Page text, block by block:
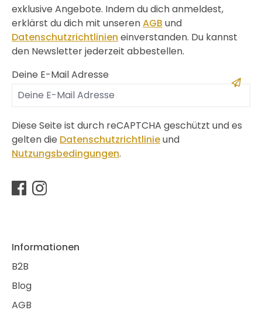
exklusive Angebote. Indem du dich anmeldest,
erklärst du dich mit unserenAGB und
Datenschutzrichtlinien einverstanden. Du kannst
den Newsletter jederzeit abbestellen.
Deine E-Mail Adresse
Diese Seite ist durch reCAPTCHA geschützt und es
gelten die Datenschutzrichtlinieund
Nutzungsbedingungen.
Informationen
B2B
Blog
AGB